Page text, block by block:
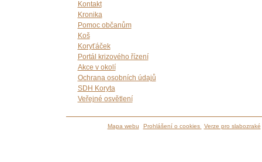
Kontakt
Kronika
Pomoc občanům
Koš
Koryťáček
Portál krizového řízení
Akce v okolí
Ochrana osobních údajů
SDH Koryta
Veřejné osvětlení
Mapa webu Prohlášení o cookies Verze pro slabozraké